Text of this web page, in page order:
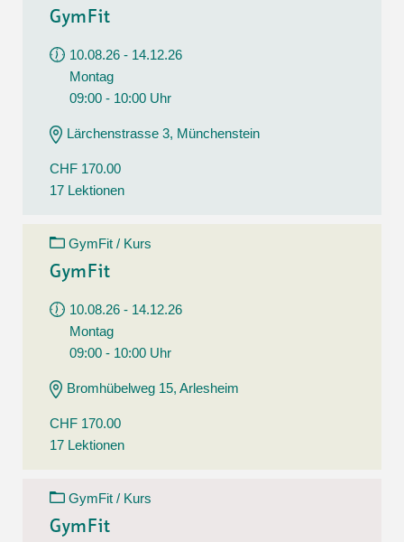
GymFit
10.08.26 - 14.12.26
Montag
09:00 - 10:00 Uhr
Lärchenstrasse 3, Münchenstein
CHF 170.00
17 Lektionen
GymFit / Kurs
GymFit
10.08.26 - 14.12.26
Montag
09:00 - 10:00 Uhr
Bromhübelweg 15, Arlesheim
CHF 170.00
17 Lektionen
GymFit / Kurs
GymFit